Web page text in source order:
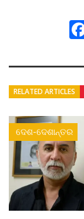
RELATED ARTICLES
ଦେଶ-ଦେଶାନ୍ତର